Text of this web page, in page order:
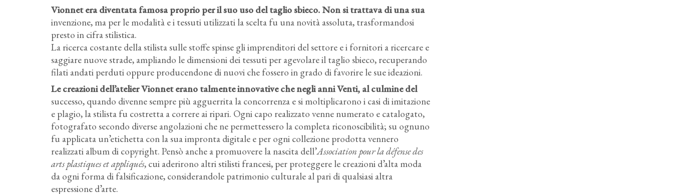
Vionnet era diventata famosa proprio per il suo uso del taglio sbieco. Non si trattava di una sua
invenzione, ma per le modalità e i tessuti utilizzati la scelta fu una novità assoluta, trasformandosi
presto in cifra stilistica.
La ricerca costante della stilista sulle stoffe spinse gli imprenditori del settore e i fornitori a ricercare e
saggiare nuove strade, ampliando le dimensioni dei tessuti per agevolare il taglio sbieco, recuperando
filati andati perduti oppure producendone di nuovi che fossero in grado di favorire le sue ideazioni.
Le creazioni dell’atelier Vionnet erano talmente innovative che negli anni Venti, al culmine del
successo, quando divenne sempre più agguerrita la concorrenza e si moltiplicarono i casi di imitazione
e plagio, la stilista fu costretta a correre ai ripari. Ogni capo realizzato venne numerato e catalogato,
fotografato secondo diverse angolazioni che ne permettessero la completa riconoscibilità; su ognuno
fu applicata un’etichetta con la sua impronta digitale e per ogni collezione prodotta vennero
realizzati album di copyright. Pensò anche a promuovere la nascita dell’Association pour la défense des
arts plastiques et appliqués, cui aderirono altri stilisti francesi, per proteggere le creazioni d’alta moda
da ogni forma di falsificazione, considerandole patrimonio culturale al pari di qualsiasi altra
espressione d’arte.